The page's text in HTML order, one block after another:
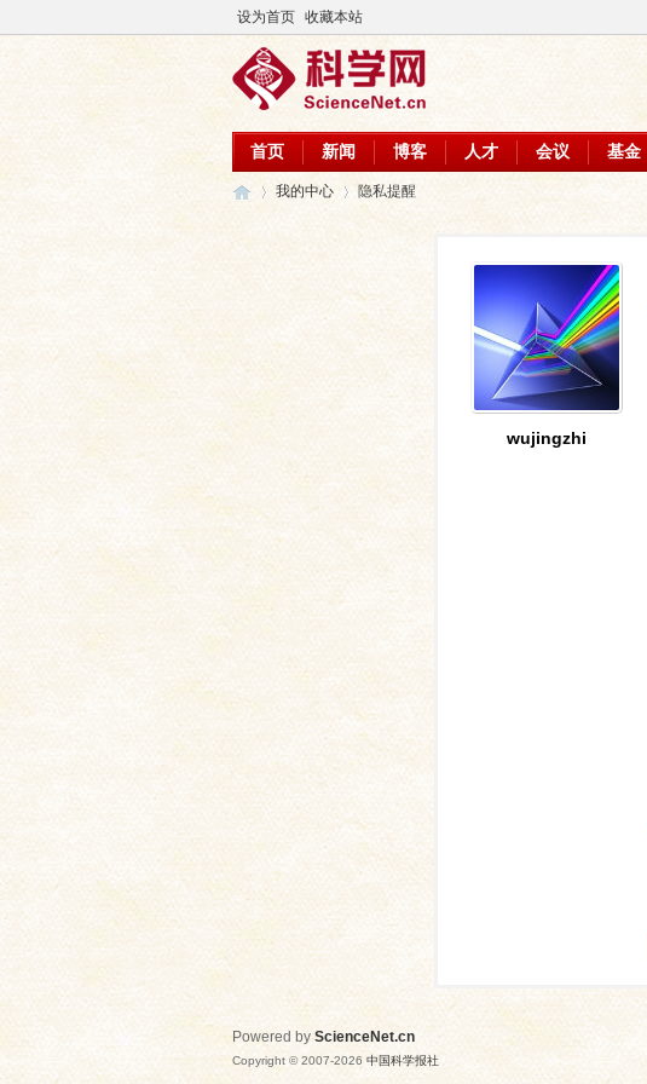
设为首页 收藏本站
首页 新闻 博客 人才 会议 基金
学
›
我的中心 隐私提醒
wujingzhi
Powered by ScienceNet.cn
Copyright © 2007-2026 中国科学报社